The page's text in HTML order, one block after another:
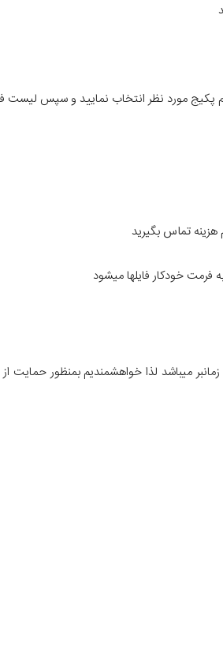
مورد نظر انتخاب نمایید و سپس لیست
تماس بگیرید
فرمت خودکار فایلها میشود
میباشد لذا خواهشمندیم بمنظور